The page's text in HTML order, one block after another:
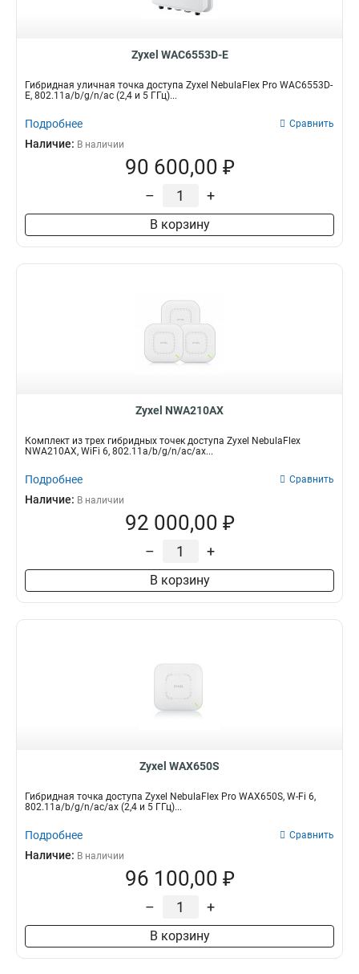
Zyxel WAC6553D-E
Гибридная уличная точка доступа Zyxel NebulaFlex Pro WAC6553D-
E, 802.11a/b/g/n/ac (2,4 и 5 ГГц)...
Подробнее Сравнить
Наличие: В наличии
90 600,00 ₽
– +
В корзину
Zyxel NWA210AX
Комплект из трех гибридных точек доступа Zyxel NebulaFlex
NWA210AX, WiFi 6, 802.11a/b/g/n/ac/ax...
Подробнее Сравнить
Наличие: В наличии
92 000,00 ₽
– +
В корзину
Zyxel WAX650S
Гибридная точка доступа Zyxel NebulaFlex Pro WAX650S, W-Fi 6,
802.11a/b/g/n/ac/ax (2,4 и 5 ГГц)...
Подробнее Сравнить
Наличие: В наличии
96 100,00 ₽
– +
В корзину